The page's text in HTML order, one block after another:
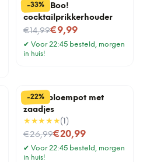
-33%
Pick a Boo!
cocktailprikkerhouder
€14,99
Nu voor€9,99
✔ Voor 22:45 besteld, morgen
in huis!
-22%
Lama bloempot met
zaadjes
★★★★★( 1 )
€26,99
Nu voor€20,99
✔ Voor 22:45 besteld, morgen
in huis!